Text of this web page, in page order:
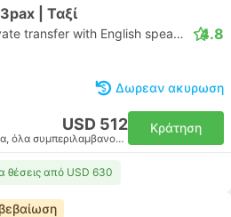
| Ταξί
Daytrip private transfer with English speaking driver 4.8
Δωρεαν ακυρωση
USD 512
όχημα, όλα συμπεριλαμβανομένου
Κράτηση
θέσεις από USD 630